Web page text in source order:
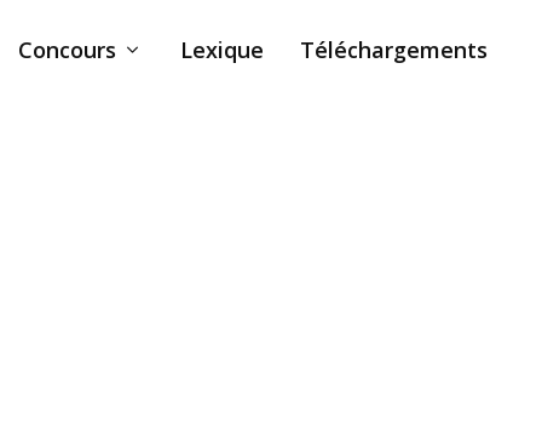
Concours Lexique Téléchargements